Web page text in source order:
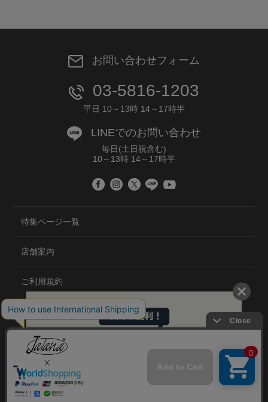
お問い合わせフォーム
03-5816-1203
平日 10～13時 14～17時半
LINEでのお問い合わせ
毎日(土日祝含む)
10～13時 14～17時半
特集ページ一覧
店舗案内
ご利用規約
プライバシーポリシー
特定商取引法について
会社概要